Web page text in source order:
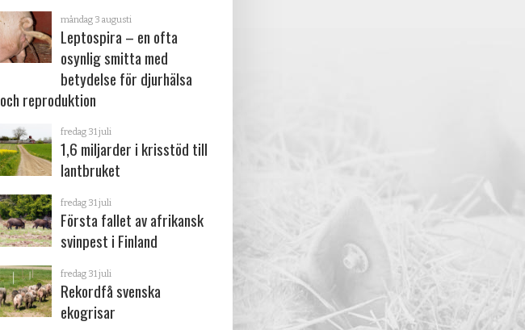
måndag 3 augusti
Leptospira – en ofta
osynlig smitta med
betydelse för djurhälsa
och reproduktion
fredag 31 juli
1,6 miljarder i krisstöd till
lantbruket
fredag 31 juli
Första fallet av afrikansk
svinpest i Finland
fredag 31 juli
Rekordfå svenska
ekogrisar